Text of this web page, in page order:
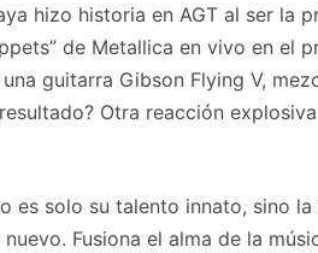
hizo historia en AGT al ser la
de Metallica en vivo en el
guitarra Gibson Flying V,
Otra reacción
es solo su talento innato, sino
Fusiona el alma de la